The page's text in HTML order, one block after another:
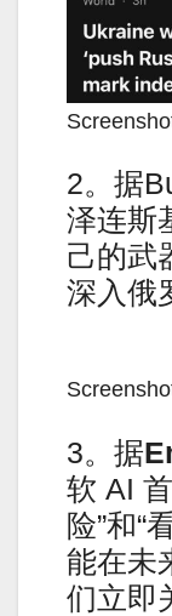
2。据
泽连斯
己的武
深入俄
3。据
软 AI
险”和“
能在未
们立即